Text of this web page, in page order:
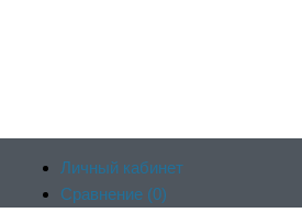
Личный кабинет
Сравнение (0)